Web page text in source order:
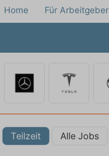
Home Für Arbeitgeber
Teilzeit Alle Jobs